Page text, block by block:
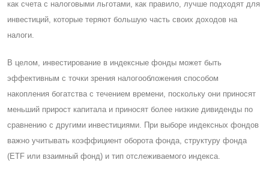
как счета с налоговыми льготами, как правило, лучше подходят для
инвестиций, которые теряют большую часть своих доходов на
налоги.
В целом, инвестирование в индексные фонды может быть
эффективным с точки зрения налогообложения способом
накопления богатства с течением времени, поскольку они приносят
меньший прирост капитала и приносят более низкие дивиденды по
сравнению с другими инвестициями. При выборе индексных фондов
важно учитывать коэффициент оборота фонда, структуру фонда
(ETF или взаимный фонд) и тип отслеживаемого индекса.